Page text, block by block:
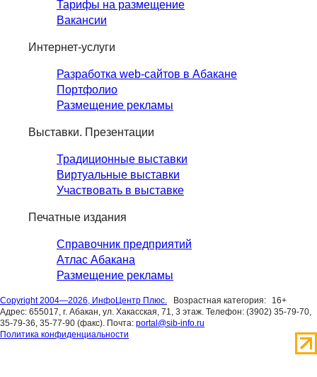
Тарифы на размещение
Вакансии
Интернет-услуги
Разработка web-сайтов в Абакане
Портфолио
Размещение рекламы
Выставки. Презентации
Традиционные выставки
Виртуальные выставки
Участвовать в выставке
Печатные издания
Справочник предприятий
Атлас Абакана
Размещение рекламы
Copyright 2004—2026, ИнфоЦентр Плюс. Возрастная категория:
16+
Адрес: 655017, г. Абакан, ул. Хакасская, 71, 3 этаж. Телефон: (3902) 35-79-70,
35-79-36, 35-77-90 (факс). Почта: portal@sib-info.ru
Политика конфиденциальности